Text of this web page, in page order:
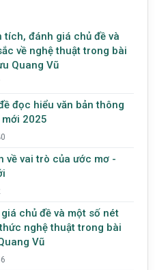
tích, đánh giá chủ đề và
về nghệ thuật trong bài
Quang Vũ
đọc hiểu văn bản thông
2025
về vai trò của ước mơ -
chủ đề và một số nét
nghệ thuật trong bài
Vũ